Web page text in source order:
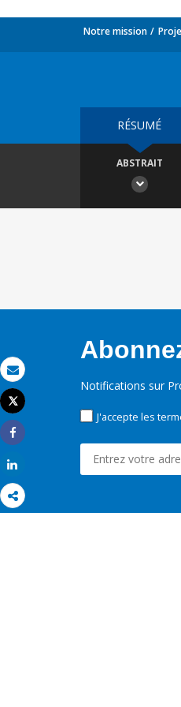
Email
Imprimer
Tweet
Share
Notre mission
RÉSUMÉ
ABSTRAIT
Notifications sur
J'accepte les